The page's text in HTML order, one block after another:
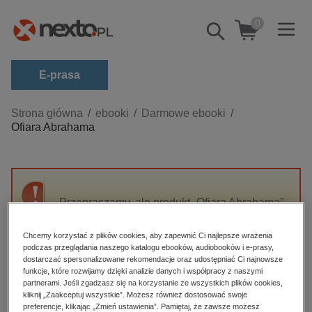
Pokaż/schowaj
wyszukiwarkę
0
E-prasa
Kategorie
Zobacz wszystkie E-prasa
budownictwo, aranżacja wnętrz
darmowe wydania
edukacja
hobby, sport, rozrywka
komputery, internet, technologie, informatyka
Strona główna ebooki
Darmowe ebooki
Ofiara Abrahama
Przepraszamy, ale produkt „Ofiara Abrahama”
High-contrast mode
Polecane
Chcemy korzystać z plików cookies, aby zapewnić Ci najlepsze wrażenia
podczas przeglądania naszego katalogu ebooków, audiobooków i e-prasy,
dostarczać spersonalizowane rekomendacje oraz udostępniać Ci najnowsze
funkcje, które rozwijamy dzięki analizie danych i współpracy z naszymi
partnerami. Jeśli zgadzasz się na korzystanie ze wszystkich plików cookies,
kliknij „Zaakceptuj wszystkie”. Możesz również dostosować swoje
preferencje, klikając „Zmień ustawienia”. Pamiętaj, że zawsze możesz